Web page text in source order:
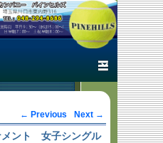
スカン
テニスカン
ー パインヒルズ
Post navigation
← Previous Next →
メント 女子シングル